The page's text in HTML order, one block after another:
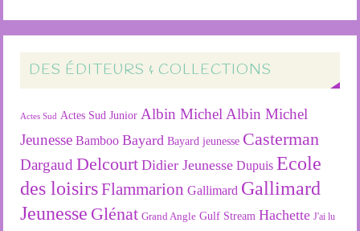
DES ÉDITEURS & COLLECTIONS
Actes Sud Actes Sud Junior Albin Michel Albin Michel
Jeunesse Bamboo Bayard Bayard jeunesse Casterman
Dargaud Delcourt Didier Jeunesse Dupuis Ecole
des loisirsFlammarion Gallimard Gallimard
Jeunesse Glénat Grand Angle Gulf Stream Hachette J'ai lu